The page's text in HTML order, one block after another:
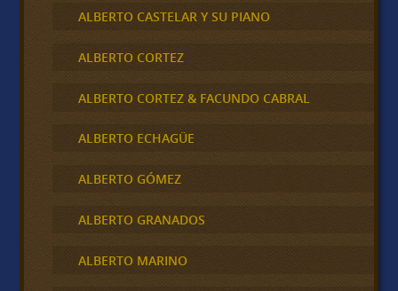
ALBERTO CASTELAR Y SU PIANO
ALBERTO CORTEZ
ALBERTO CORTEZ & FACUNDO CABRAL
ALBERTO ECHAGÜE
ALBERTO GÓMEZ
ALBERTO GRANADOS
ALBERTO MARINO